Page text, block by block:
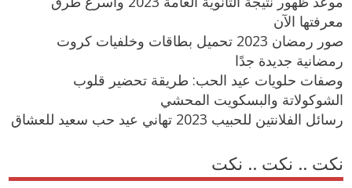
معرفتها الآن
صور رمضان 2023 تحميل بطاقات وخلفيات كروت
رمضانية جديدة جدًا
وصفات حلويات عيد الحب: طريقة تحضير قلوب
الشوكولاتة والبسكويت المحشي
رسائل الفلانتين للحبيب 2023 تهاني عيد حب سعيد للعشاق
نكت .. نكت .. نكت